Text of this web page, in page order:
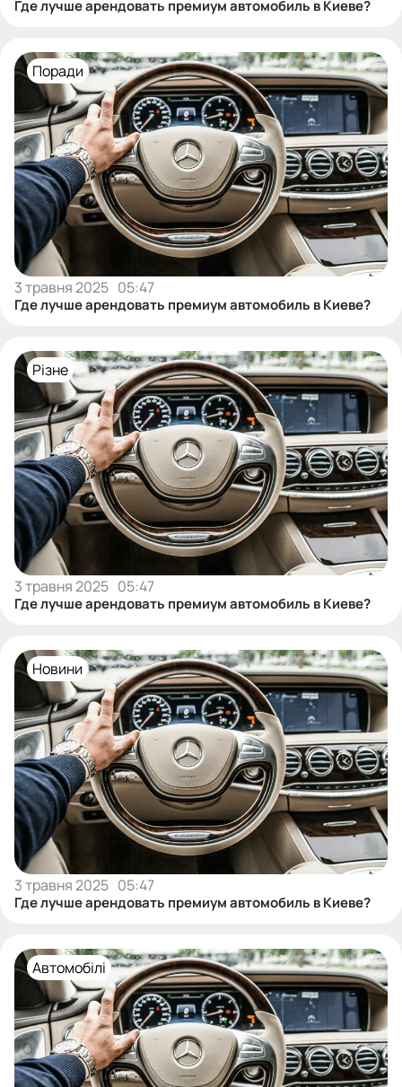
Где лучше арендовать премиум автомобиль в Киеве?
Поради
3 травня 2025 05:47
Где лучше арендовать премиум автомобиль в Киеве?
Різне
3 травня 2025 05:47
Где лучше арендовать премиум автомобиль в Киеве?
Новини
3 травня 2025 05:47
Где лучше арендовать премиум автомобиль в Киеве?
Автомобілі